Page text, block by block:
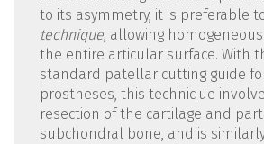
to its asymmetry, it is preferable
technique, allowing
the entire articular surface. With
standard patellar cutting guide
prostheses, this technique
resection of the cartilage and
subchondral bone, and is